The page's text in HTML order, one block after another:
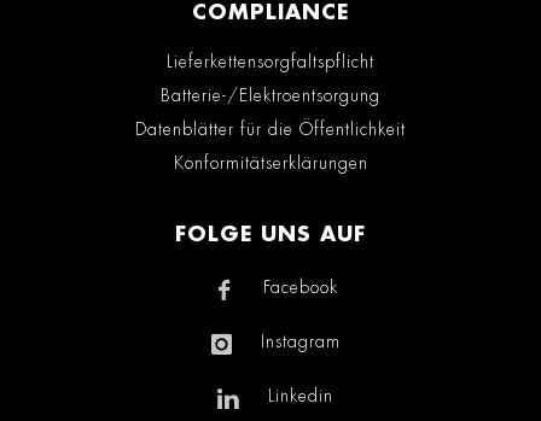
COMPLIANCE
Lieferkettensorgfaltspflicht
Batterie-/Elektroentsorgung
Datenblätter für die Öffentlichkeit
Konformitätserklärungen
FOLGE UNS AUF
Facebook
Instagram
Linkedin